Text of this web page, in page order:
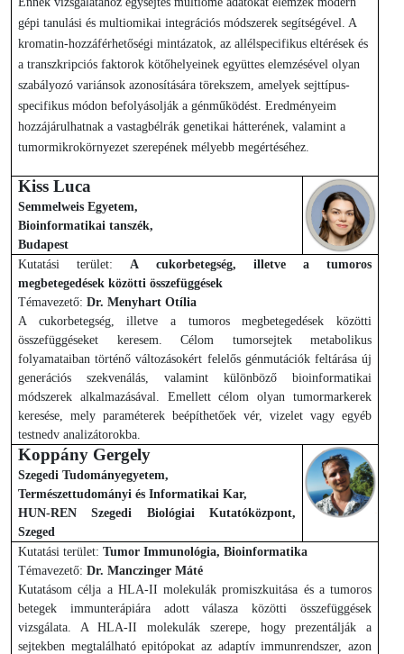
gépi tanulási és multiomikai integrációs módszerek segítségével. A
kromatin-hozzáférhetőségi mintázatok, az allélspecifikus eltérések és
a transzkripciós faktorok kötőhelyeinek együttes elemzésével olyan
szabályozó variánsok azonosítására törekszem, amelyek sejttípus-
specifikus módon befolyásolják a génműködést. Eredményeim
hozzájárulhatnak a vastagbélrák genetikai hátterének, valamint a
tumormikrokörnyezet szerepének mélyebb megértéséhez.
Kiss Luca
Semmelweis Egyetem,
Bioinformatikai tanszék,
Budapest
Kutatási terület:A cukorbetegség, illetve a tumoros
megbetegedések közötti összefüggések
Témavezető: Dr. Menyhart Otília
A cukorbetegség, illetve a tumoros megbetegedések közötti
összefüggéseket keresem. Célom tumorsejtek metabolikus
folyamataiban történő változásokért felelős génmutációk feltárása új
generációs szekvenálás, valamint különböző bioinformatikai
módszerek alkalmazásával. Emellett célom olyan tumormarkerek
keresése, mely paraméterek beépíthetőek vér, vizelet vagy egyéb
testnedv analizátorokba.
Koppány Gergely
Szegedi Tudományegyetem,
Természettudományi és Informatikai Kar,
HUN-REN Szegedi Biológiai Kutatóközpont,
Szeged
Kutatási terület: Tumor Immunológia, Bioinformatika
Témavezető: Dr. Manczinger Máté
Kutatásom célja a HLA-II molekulák promiszkuitása és a tumoros
betegek immunterápiára adott válasza közötti összefüggések
vizsgálata. A HLA-II molekulák szerepe, hogy prezentálják a
sejtekben megtalálható epitópokat az adaptív immunrendszer, azon